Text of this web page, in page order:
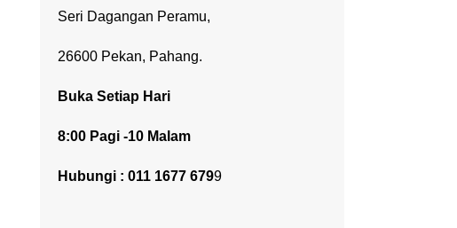
Seri Dagangan Peramu,
26600 Pekan, Pahang.
Buka Setiap Hari
8:00 Pagi -10 Malam
Hubungi : 011 1677 6799